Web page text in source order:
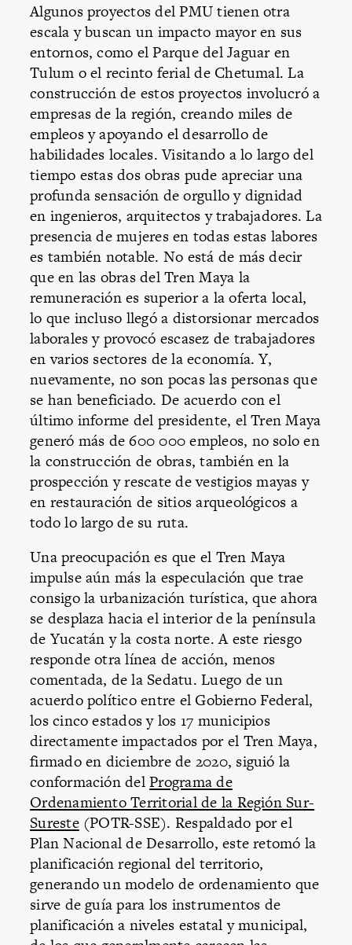
Algunos proyectos del PMU tienen otra
escala y buscan un impacto mayor en sus
entornos, como el Parque del Jaguar en
Tulum o el recinto ferial de Chetumal. La
construcción de estos proyectos involucró a
empresas de la región, creando miles de
empleos y apoyando el desarrollo de
habilidades locales. Visitando a lo largo del
tiempo estas dos obras pude apreciar una
profunda sensación de orgullo y dignidad
en ingenieros, arquitectos y trabajadores. La
presencia de mujeres en todas estas labores
es también notable. No está de más decir
que en las obras del Tren Maya la
remuneración es superior a la oferta local,
lo que incluso llegó a distorsionar mercados
laborales y provocó escasez de trabajadores
en varios sectores de la economía. Y,
nuevamente, no son pocas las personas que
se han beneficiado. De acuerdo con el
último informe del presidente, el Tren Maya
generó más de 600 000 empleos, no solo en
la construcción de obras, también en la
prospección y rescate de vestigios mayas y
en restauración de sitios arqueológicos a
todo lo largo de su ruta.
Una preocupación es que el Tren Maya
impulse aún más la especulación que trae
consigo la urbanización turística, que ahora
se desplaza hacia el interior de la península
de Yucatán y la costa norte. A este riesgo
responde otra línea de acción, menos
comentada, de la Sedatu. Luego de un
acuerdo político entre el Gobierno Federal,
los cinco estados y los 17 municipios
directamente impactados por el Tren Maya,
firmado en diciembre de 2020, siguió la
conformación delPrograma de
Ordenamiento Territorial de la Región Sur-
Sureste(POTR-SSE). Respaldado por el
Plan Nacional de Desarrollo, este retomó la
planificación regional del territorio,
generando un modelo de ordenamiento que
sirve de guía para los instrumentos de
planificación a niveles estatal y municipal,